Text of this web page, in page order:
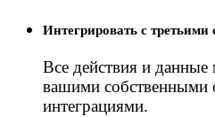
Интегрировать с третьими
Все действия и данные
вашими собственными
интеграциями.